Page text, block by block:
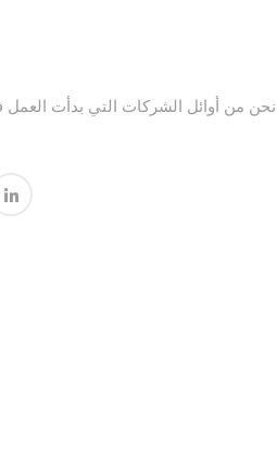
نحن من أوائل الشركات التي بدأت